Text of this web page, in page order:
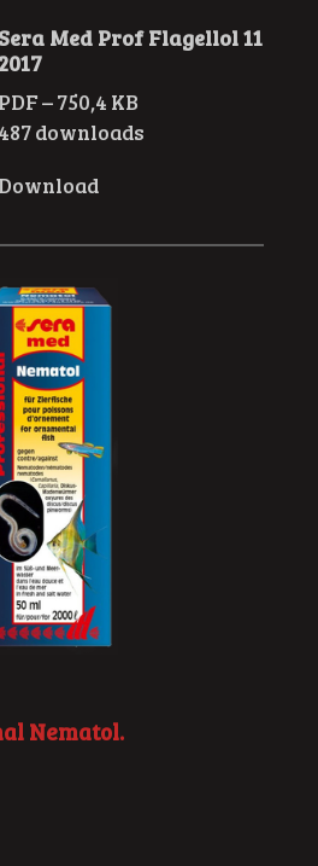
Sera Med Prof Flagellol 11
2017
PDF – 750,4 KB
487 downloads
Download
Nematol.